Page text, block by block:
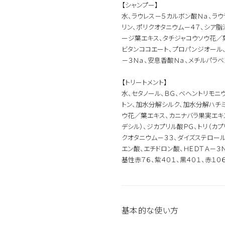
カテゴリから探す
おすすめキーワードか
【シャンプー】
水、ラウレス－５カルボン酸Ｎａ、ラ
リン、ポリクオタニウム－４７、シア
ージ葉エキス、タチジャコウソウ花／
ビタンココエート、プロパンジオール
－３Ｎａ、安息香酸Ｎａ、メチルパラ
【トリートメント】
水、セタノール、ＢＧ、ベヘントリモ
トン、加水分解シルク、加水分解ハチ
ウ花／葉エキス、カニナバラ果実エ
デシル）、ジカプリル酸ＰＧ、トリ（
クオタニウム－３３、ダイズステロー
エン酸、エチドロン酸、ＨＥＤＴＡ－
基性赤７６、紫４０１、黒４０１、赤１０
基本的な使い方